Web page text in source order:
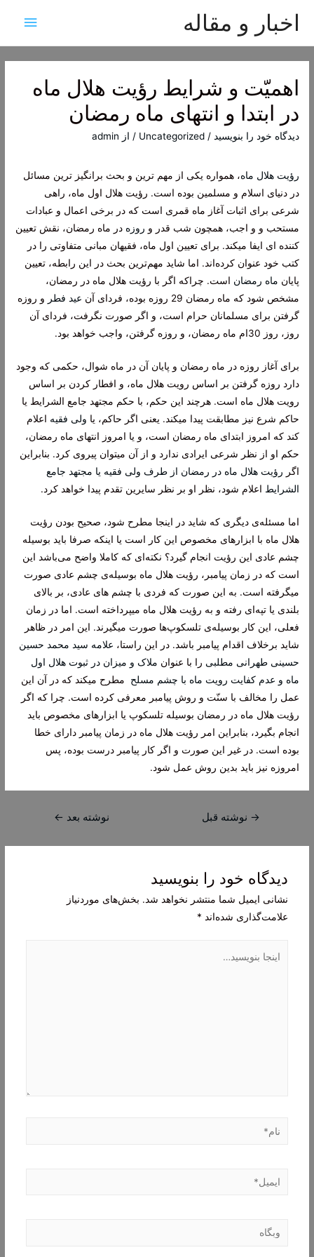
اخبار و مقاله
اصلی
اهمیّت و شرایط رؤیت هلال ماه
در ابتدا و انتهای ماه رمضان
دیدگاه‌ خود را بنویسید /
Uncategorized / از admin
رؤیت هلال ماه، همواره یکی از مهم ترین و بحث برانگیز ترین مسائل
در دنیای اسلام و مسلمین بوده است. رؤیت هلال اول ماه، راهی
شرعی برای اثبات آغاز ماه قمری است که در برخی اعمال و عبادات
مستحب و و اجب، همچون شب قدر و روزه در ماه رمضان، نقش تعیین
کننده ای ایفا میکند. برای تعیین اول ماه، فقیهان مبانی متفاوتی را در
کتب خود عنوان کرده‌اند. اما شاید مهم‌ترین بحث در این رابطه، تعیین
پایان ماه رمضان است. چراکه اگر با رؤیت هلال ماه در رمضان،
مشخص شود که ماه رمضان 29 روزه بوده، فردای آن
عید فطر و روزه
گرفتن برای مسلمانان حرام است، و اگر صورت نگرفت، فردای آن
روز، روز 30ام ماه رمضان، و روزه گرفتن، واجب خواهد بود.
برای آغاز روزه در ماه رمضان و پایان آن در ماه شوال، حکمی که وجود
دارد روزه گرفتن بر اساس رویت هلال ماه، و افطار کردن بر اساس
رویت هلال ماه است. هرچند این حکم، با حکم مجتهد جامع الشرایط یا
حاکم شرع نیز مطابقت پیدا میکند. یعنی اگر حاکم، یا ولی فقیه اعلام
کند که امروز ابتدای ماه رمضان است، و یا امروز انتهای ماه رمضان،
حکم او از نظر شرعی ایرادی ندارد و از آن میتوان پیروی کرد. بنابراین
اگر رؤیت هلال ماه در رمضان از طرف ولی فقیه یا مجتهد جامع
الشرایط اعلام شود، نظر او بر نظر سایرین تقدم پیدا خواهد کرد.
اما مسئله‌ی دیگری که شاید در اینجا مطرح شود، صحیح بودن رؤیت
هلال ماه با ابزارهای مخصوص این کار است یا اینکه صرفا باید بوسیله
چشم عادی این رؤیت انجام گیرد؟ نکته‌ای که کاملا واضح می‌باشد این
است که در زمان پیامبر، رؤیت هلال ماه بوسیله‌ی چشم عادی صورت
میگرفته است. به این صورت که فردی با چشم های عادی، بر بالای
بلندی یا تپه‌ای رفته و به رؤیت هلال ماه میپرداخته است. اما در زمان
فعلی، این کار بوسیله‌ی تلسکوپ‌ها صورت میگیرند. این امر در ظاهر
شاید برخلاف اقدام پیامبر باشد. در این راستا، علامه سید محمد حسین
حسینی طهرانی مطلبی را با عنوان ملاک و میزان در ثبوت هلال اول
ماه و عدم کفایت رویت ماه با چشم مسلح مطرح میکند که در آن این
عمل را مخالف با سنّت و روش پیامبر معرفی کرده است. چرا که اگر
رؤیت هلال ماه در رمضان بوسیله تلسکوپ یا ابزارهای مخصوص باید
انجام بگیرد، بنابراین امر رؤیت هلال ماه در زمان پیامبر دارای خطا
بوده است. در غیر این صورت و اگر کار پیامبر درست بوده، پس
امروزه نیز باید بدین روش عمل شود.
راهبری
→ نوشته قبل نوشته بعد ←
دیدگاه‌ خود را بنویسید
نشانی ایمیل شما منتشر نخواهد شد. بخش‌های موردنیاز
علامت‌گذاری شده‌اند *
بنویسید…
نام*
ایمیل*
وبگاه